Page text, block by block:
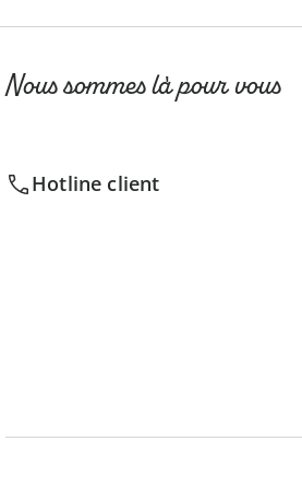
Nous sommes là pour vous
Hotline client